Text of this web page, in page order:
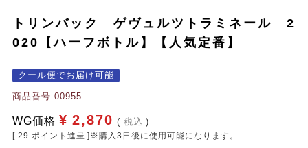
トリンバック ゲヴュルツトラミネール 2
020【ハーフボトル】【人気定番】
クール便でお届け可能
商品番号 00955
WG価格 ¥ 2,870 税込
[ 29 ポイント進呈 ]※購入3日後に使用可能になります。